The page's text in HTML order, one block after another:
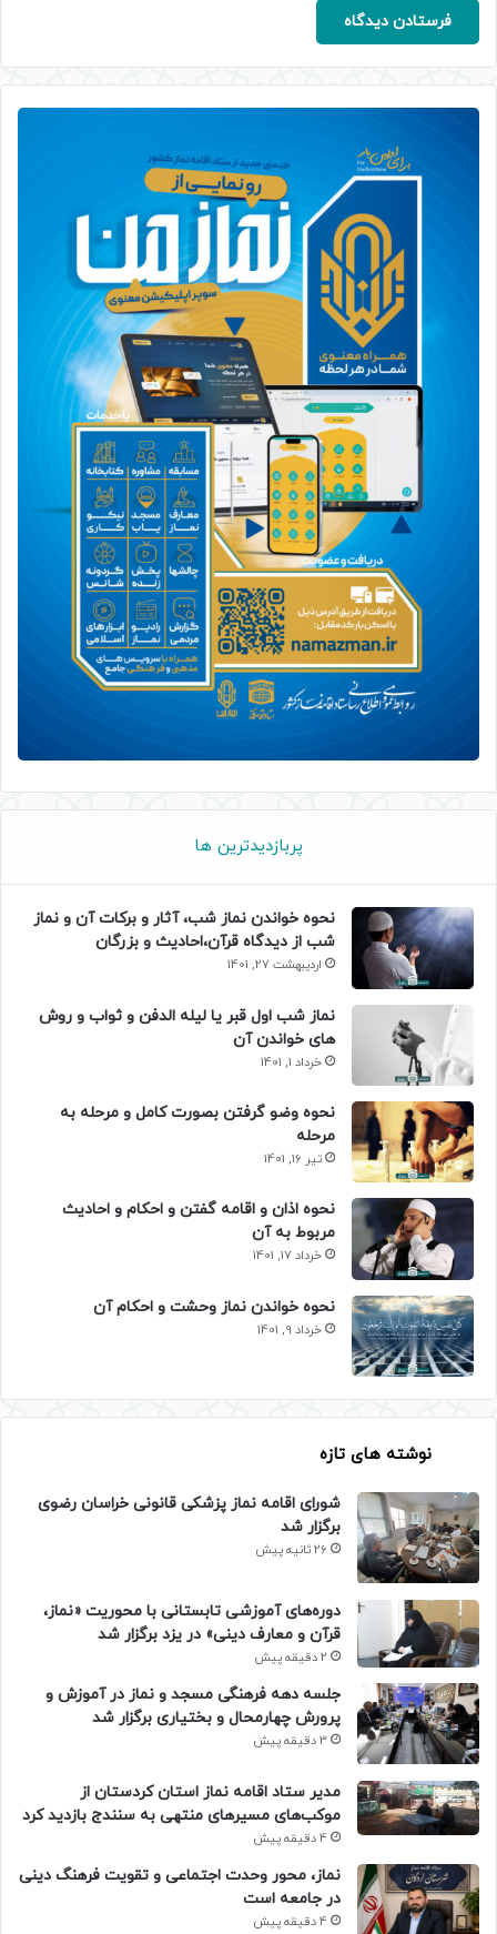
پربازدیدترین ها
نحوه خواندن نماز شب، آثار و برکات آن و نماز
شب از دیدگاه قرآن،احادیث و بزرگان
اردیبهشت 27, 1401
نماز شب اول قبر یا لیله الدفن و ثواب و روش
های خواندن آن
خرداد 1, 1401
نحوه وضو گرفتن بصورت کامل و مرحله به
مرحله
تیر 16, 1401
نحوه اذان و اقامه گفتن و احکام و احادیث
مربوط به آن
خرداد 17, 1401
نحوه خواندن نماز وحشت و احکام آن
خرداد 9, 1401
نوشته های تازه
شورای اقامه نماز پزشکی قانونی خراسان رضوی
برگزار شد
26 ثانیه پیش
دوره‌های آموزشی تابستانی با محوریت «نماز،
قرآن و معارف دینی» در یزد برگزار شد
2 دقیقه پیش
جلسه دهه فرهنگی مسجد و نماز در آموزش و
پرورش چهارمحال و بختیاری برگزار شد
3 دقیقه پیش
مدیر ستاد اقامه نماز استان کردستان از
موکب‌های مسیرهای منتهی به سنندج بازدید کرد
4 دقیقه پیش
نماز، محور وحدت اجتماعی و تقویت فرهنگ دینی
در جامعه است
4 دقیقه پیش